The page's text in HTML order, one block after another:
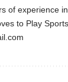
of experience
to Play